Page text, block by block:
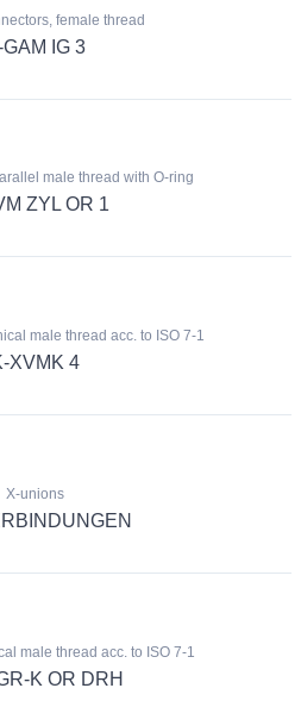
female thread
GAM IG 3
male thread with O-ring
ZYL OR 1
male thread acc. to ISO 7-1
XVMK 4
X-unions
male thread acc. to ISO 7-1
K OR DRH